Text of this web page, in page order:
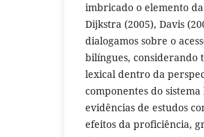
imbricado o elemento
Dijkstra (2005), Davis
dialogamos sobre o
bilíngues, considerando
lexical dentro da
componentes do
evidências de estudos
efeitos da proficiência,